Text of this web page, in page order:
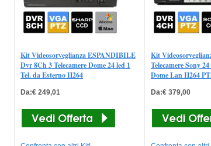
Kit Videosorveglianza ESPANDIBILE
Dvr 8Ch 3 Telecamere Dome 24 led 1
Tel. da Esterno H264
Da:€ 249,01
Kit
Telecamere Sony
Dome Lan H264
Da:€ 379,00